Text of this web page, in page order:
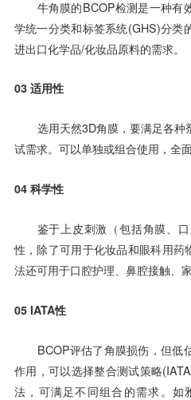
牛角膜的BCOP检测是一种有
学统一分类和标签系统(GHS)分类
进出口化学品/化妆品原料的需求。
03 适用性
选用天然3D角膜，要满足各
试需求。可以单独或组合使用，全
04 科学性
鉴于上皮刺激（包括角膜、
性，除了可用于化妆品和眼科用
法还可用于口腔护理、鼻腔接触、
05 IATA性
BCOP评估了角膜损伤，但低
作用，可以选择整合测试策略
法，可满足不同组合的需求。如